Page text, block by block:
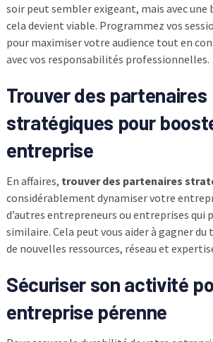
soir peut sembler exigeant, mais avec
cela devient viable. Programmez vos
pour maximiser votre audience tout en
avec vos responsabilités professionnelles.
Trouver des partenaires
stratégiques pour
entreprise
En affaires, trouver des partenaires
considérablement dynamiser votre
d’autres entrepreneurs ou entreprises qui
similaire. Cela peut vous aider à gagner du
de nouvelles ressources, réseau et
Sécuriser son activité
entreprise pérenne